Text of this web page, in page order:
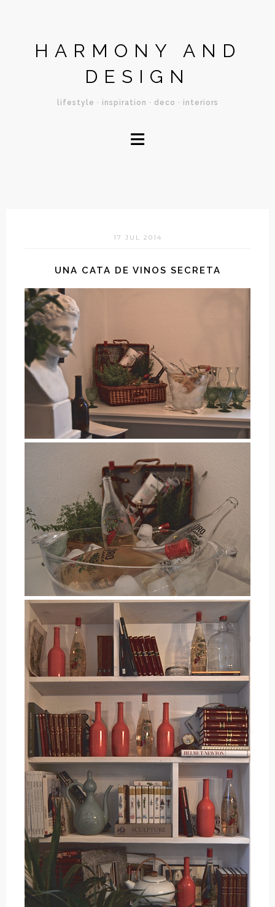
HARMONY AND
DESIGN
lifestyle · inspiration · deco · interiors
≡
17 JUL 2014
UNA CATA DE VINOS SECRETA